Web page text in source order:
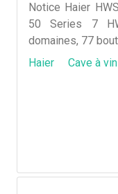
Notice Haier
50 Series 7
domaines, 77
Haier
Cave à vin